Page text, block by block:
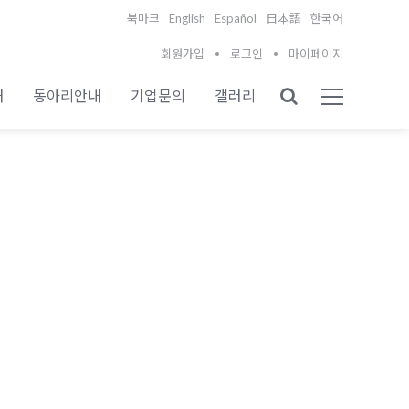
북마크 English Español 日本語 한국어
회원가입 로그인 마이페이지
동아리안내 기업문의 갤러리